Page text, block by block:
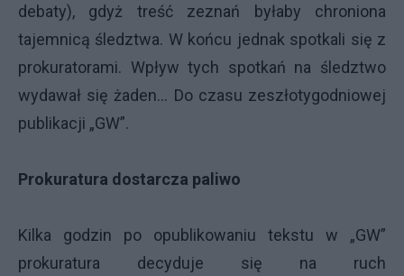
debaty), gdyż treść zeznań byłaby chroniona
tajemnicą śledztwa. W końcu jednak spotkali się z
prokuratorami. Wpływ tych spotkań na śledztwo
wydawał się żaden... Do czasu zeszłotygodniowej
publikacji „GW”.
Prokuratura dostarcza paliwo
Kilka godzin po opublikowaniu tekstu w „GW”
prokuratura decyduje się na ruch